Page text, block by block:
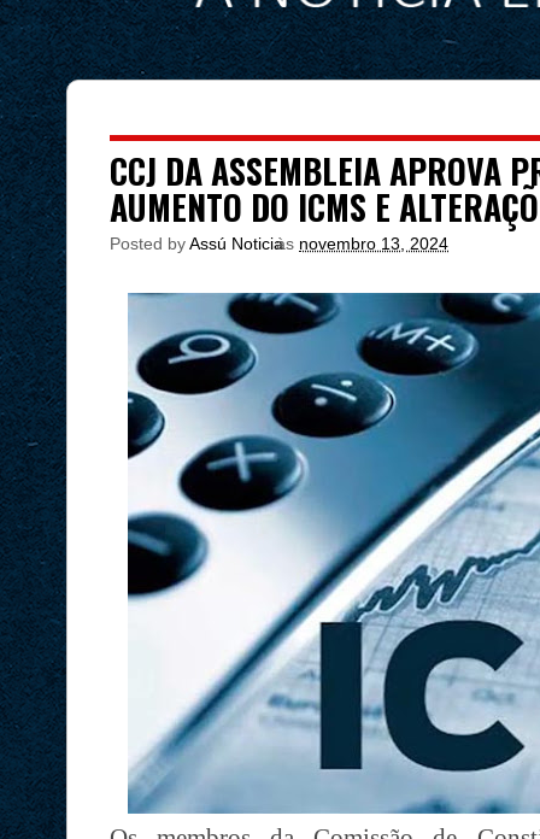
CCJ DA ASSEMBLEIA APROVA
AUMENTO DO ICMS E
Posted byAssú Noticia
às novembro 13, 2024